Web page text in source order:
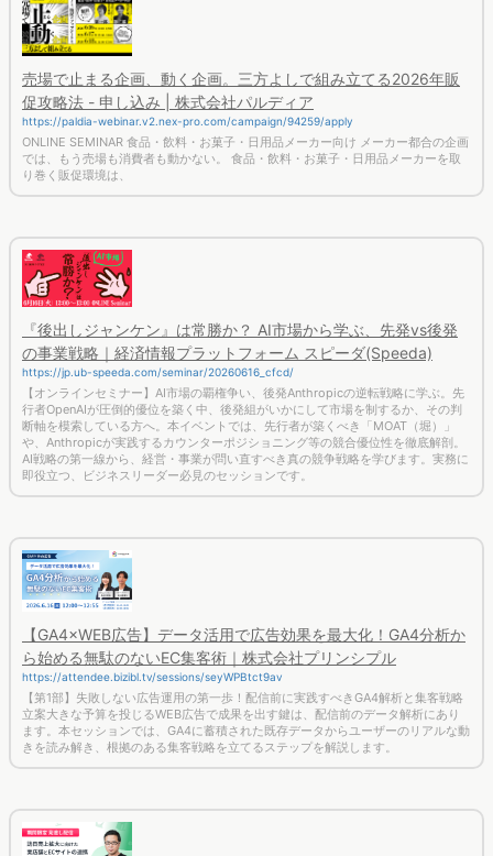
売場で止まる企画、動く企画。三方よしで組み立てる2026年販
促攻略法 - 申し込み | 株式会社パルディア
https://paldia-webinar.v2.nex-pro.com/campaign/94259/apply
ONLINE SEMINAR 食品・飲料・お菓子・日用品メーカー向け メーカー都合の企画
では、もう売場も消費者も動かない。 食品・飲料・お菓子・日用品メーカーを取
り巻く販促環境は、
『後出しジャンケン』は常勝か？ AI市場から学ぶ、先発vs後発
の事業戦略｜経済情報プラットフォーム スピーダ(Speeda)
https://jp.ub-speeda.com/seminar/20260616_cfcd/
【オンラインセミナー】AI市場の覇権争い、後発Anthropicの逆転戦略に学ぶ。先
行者OpenAIが圧倒的優位を築く中、後発組がいかにして市場を制するか、その判
断軸を模索している方へ。本イベントでは、先行者が築くべき「MOAT（堀）」
や、Anthropicが実践するカウンターポジショニング等の競合優位性を徹底解剖。
AI戦略の第一線から、経営・事業が問い直すべき真の競争戦略を学びます。実務に
即役立つ、ビジネスリーダー必見のセッションです。
【GA4×WEB広告】データ活用で広告効果を最大化！GA4分析か
ら始める無駄のないEC集客術｜株式会社プリンシプル
https://attendee.bizibl.tv/sessions/seyWPBtct9av
【第1部】失敗しない広告運用の第一歩！配信前に実践すべきGA4解析と集客戦略
立案大きな予算を投じるWEB広告で成果を出す鍵は、配信前のデータ解析にあり
ます。本セッションでは、GA4に蓄積された既存データからユーザーのリアルな動
きを読み解き、根拠のある集客戦略を立てるステップを解説します。